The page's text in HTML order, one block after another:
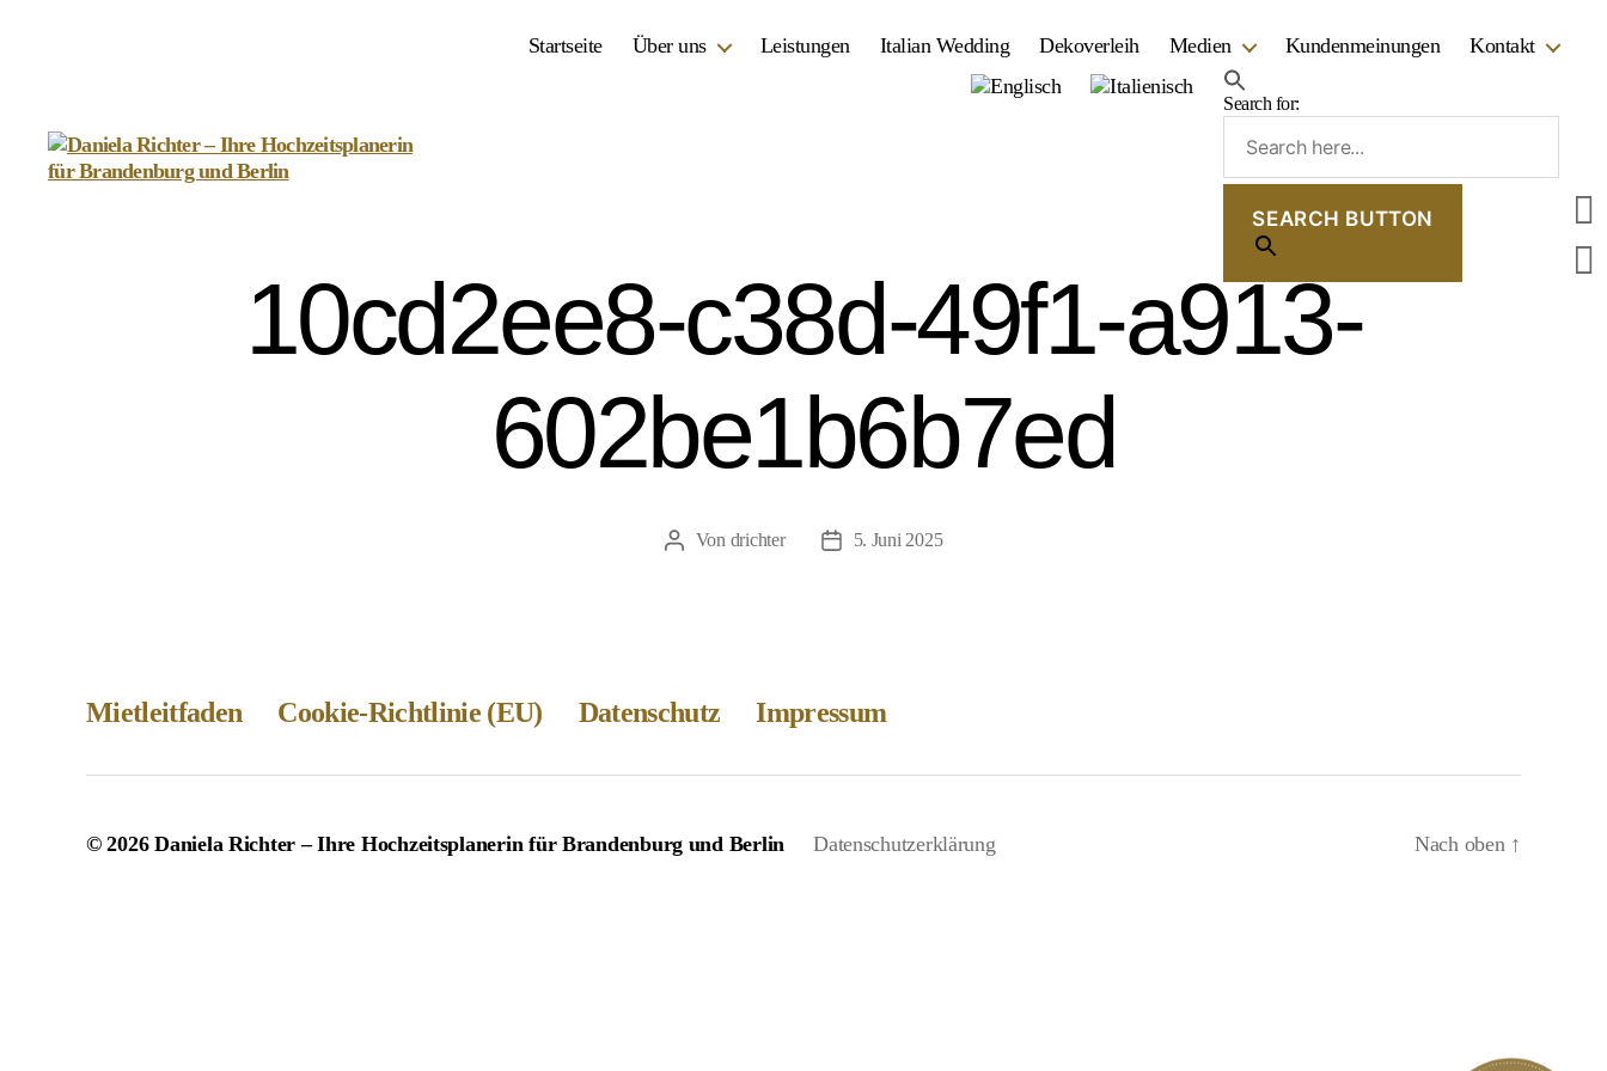
Startseite Über uns Leistungen Italian Wedding Dekoverleih Medien Kundenmeinungen Kontakt
Search for:
SEARCH BUTTON
10cd2ee8-c38d-49f1-a913-
602be1b6b7ed
Beitragsautor
Von drichter Veröffentlichungsdatum
5. Juni 2025
Mietleitfaden Cookie-Richtlinie (EU) Datenschutz Impressum
© 2026Daniela Richter – Ihre Hochzeitsplanerin für Brandenburg und Berlin Datenschutzerklärung Nach oben ↑